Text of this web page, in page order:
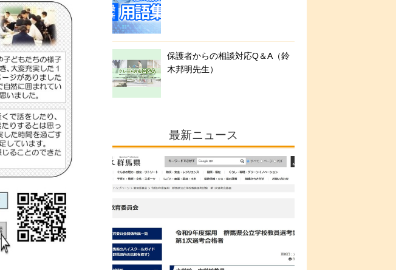
保護者からの相談対応Q＆A（鈴
木邦明先生）
最新ニュース